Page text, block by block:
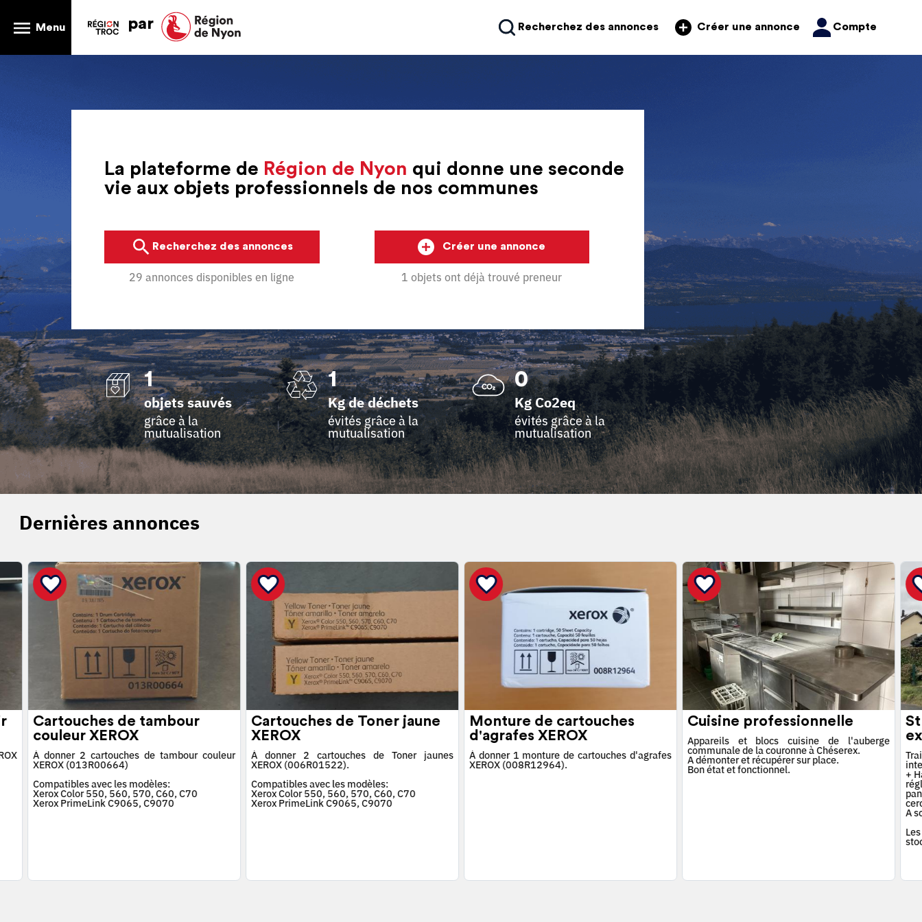
Menu par Recherchez des annonces Créer une annonce Compte
La plateforme de Région de Nyon qui donne une seconde
vie aux objets professionnels de nos communes
Recherchez des annonces
29 annonces disponibles en ligne
Créer une annonce
1 objets ont déjà trouvé preneur
1
objets sauvés
grâce à la
mutualisation
1
Kg de déchets
évités grâce à la
mutualisation
0
Kg Co2eq
évités grâce à la
mutualisation
Dernières annonces
Cartouches de tambour
couleur XEROX
À donner 2 cartouches de tambour couleur
XEROX (013R00664)
Compatibles avec les modèles:
Xerox Color 550, 560, 570, C60, C70
Xerox PrimeLink C9065, C9070
Cartouches de Toner jaune
XEROX
À donner 2 cartouches de Toner jaunes
XEROX (006R01522).
Compatibles avec les modèles:
Xerox Color 550, 560, 570, C60, C70
Xerox PrimeLink C9065, C9070
Monture de cartouches
d'agrafes XEROX
À donner 1 monture de cartouches d'agrafes
XEROX (008R12964).
Cuisine professionnelle
Appareils et blocs cuisine de l'auberge
communale de la couronne à Chéserex.
A démonter et récupérer sur place.
Bon état et fonctionnel. +
A